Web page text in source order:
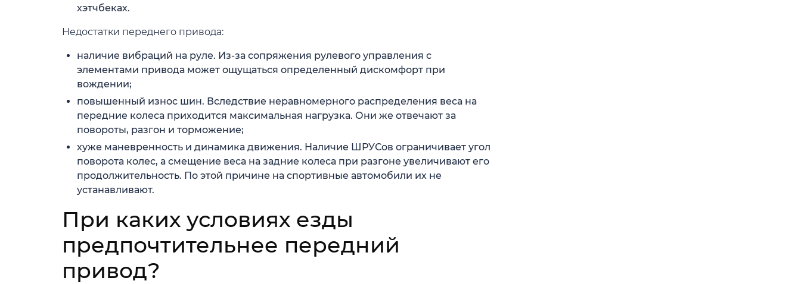
хэтчбеках.
Недостатки переднего привода:
наличие вибраций на руле. Из-за сопряжения рулевого управления с
элементами привода может ощущаться определенный дискомфорт при
вождении;
повышенный износ шин. Вследствие неравномерного распределения веса на
передние колеса приходится максимальная нагрузка. Они же отвечают за
повороты, разгон и торможение;
хуже маневренность и динамика движения. Наличие ШРУСов ограничивает угол
поворота колес, а смещение веса на задние колеса при разгоне увеличивают его
продолжительность. По этой причине на спортивные автомобили их не
устанавливают.
При каких условиях езды
предпочтительнее передний
привод?